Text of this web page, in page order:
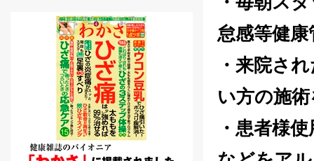
怠感等健
・来院さ
い方の施
・患者様